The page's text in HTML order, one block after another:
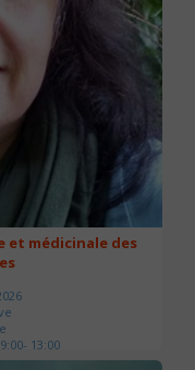
et médicinale des
13:00
: 3